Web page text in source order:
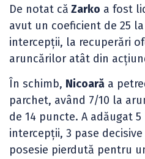
De notat că Zarko a fost
avut un coeficient de 25
intercepții, la recuperări
aruncărilor atât din
În schimb, Nicoară a
parchet, având 7/10 la
de 14 puncte. A adăugat
intercepții, 3 pase
posesie pierdută pentru